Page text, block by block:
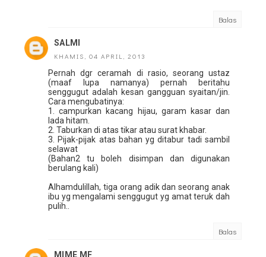
Balas
SALMI
KHAMIS, 04 APRIL, 2013
Pernah dgr ceramah di rasio, seorang ustaz
(maaf lupa namanya) pernah beritahu
senggugut adalah kesan gangguan syaitan/jin.
Cara mengubatinya:
1. campurkan kacang hijau, garam kasar dan
lada hitam.
2. Taburkan di atas tikar atau surat khabar.
3. Pijak-pijak atas bahan yg ditabur tadi sambil
selawat
(Bahan2 tu boleh disimpan dan digunakan
berulang kali)
Alhamdulillah, tiga orang adik dan seorang anak
ibu yg mengalami senggugut yg amat teruk dah
pulih..
Balas
MIME MF